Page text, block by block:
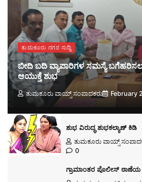
ತುಮಕೂರು ನಗರ ಸುದ್ದಿ
ಬೀದಿ ಬದಿ ವ್ಯಾಪಾರಿಗಳ ಸಮಸ್ಯೆ
ಆಯುಕ್ತೆ ಶುಭ
ತುಮಕೂರು ವಾಯ್ಸ್ ಸಂಪಾದಕರು February
ಶುಭ ವಿರುದ್ಧ ಶುಭಕಲ್ಯಾಣ್ ಕಿಡಿ
ತುಮಕೂರು ವಾಯ್ಸ್
0
ಗ್ರಾಮಾಂತರ ಪೊಲೀಸ್